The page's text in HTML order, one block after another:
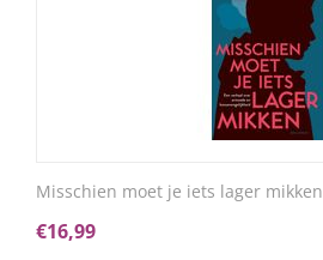
Misschien moet je iets lager
€16,99